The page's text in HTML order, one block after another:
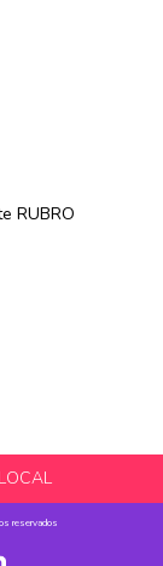
RUBRO
reservados